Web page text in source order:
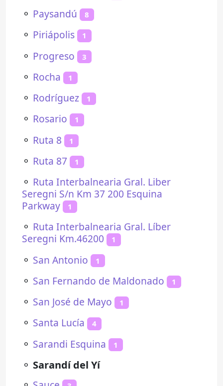
⚬ Paysandú 8
⚬ Piriápolis 1
⚬ Progreso 3
⚬ Rocha 1
⚬ Rodríguez 1
⚬ Rosario 1
⚬ Ruta 8 1
⚬ Ruta 87 1
⚬ Ruta Interbalnearia Gral. Liber
Seregni S/n Km 37 200 Esquina
Parkway
1
⚬ Ruta Interbalnearia Gral. Líber
Seregni Km.46200
1
⚬ San Antonio 1
⚬ San Fernando de Maldonado 1
⚬ San José de Mayo 1
⚬ Santa Lucía 4
⚬ Sarandi Esquina 1
⚬ Sarandí del Yí